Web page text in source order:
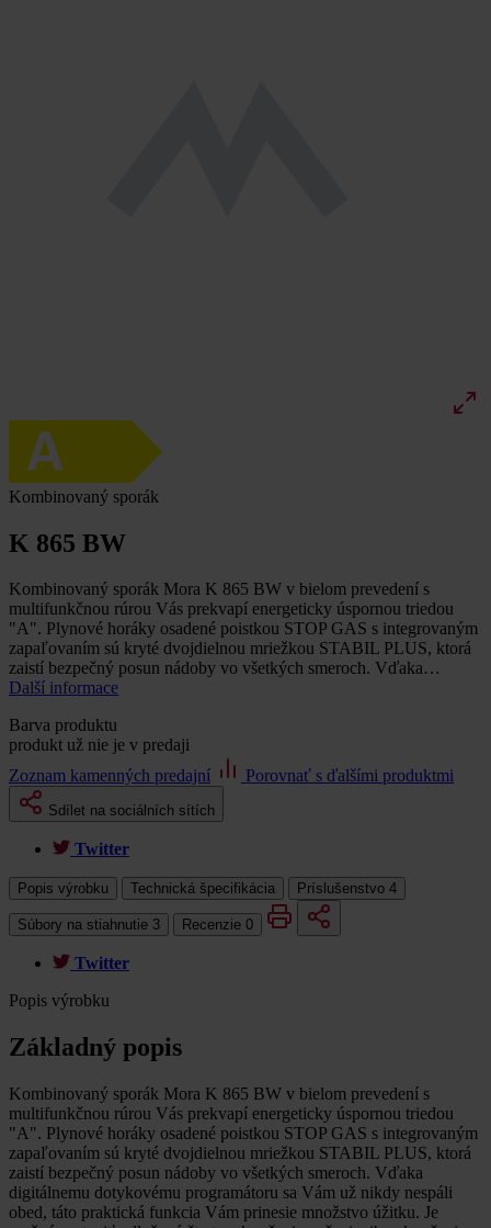
Kombinovaný sporák
K 865 BW
Kombinovaný sporák Mora K 865 BW v bielom prevedení s
multifunkčnou rúrou Vás prekvapí energeticky úspornou triedou
"A". Plynové horáky osadené poistkou STOP GAS s integrovaným
zapaľovaním sú kryté dvojdielnou mriežkou STABIL PLUS, ktorá
zaistí bezpečný posun nádoby vo všetkých smeroch. Vďaka…
Další informace
Barva produktu
produkt už nie je v predaji
Zoznam kamenných predajní
Porovnať s ďalšími produktmi
Sdílet na sociálních sítích
Twitter
Popis výrobku Technická špecifikácia Príslušenstvo 4
Súbory na stiahnutie 3 Recenzie 0
Twitter
Popis výrobku
Základný popis
Kombinovaný sporák Mora K 865 BW v bielom prevedení s
multifunkčnou rúrou Vás prekvapí energeticky úspornou triedou
"A". Plynové horáky osadené poistkou STOP GAS s integrovaným
zapaľovaním sú kryté dvojdielnou mriežkou STABIL PLUS, ktorá
zaistí bezpečný posun nádoby vo všetkých smeroch. Vďaka
digitálnemu dotykovému programátoru sa Vám už nikdy nespáli
obed, táto praktická funkcia Vám prinesie množstvo úžitku. Je